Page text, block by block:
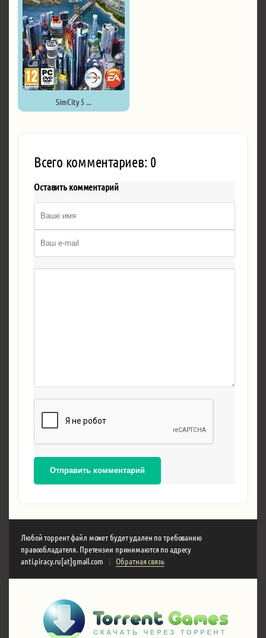
SimCity 5 ...
Всего комментариев: 0
Оставить комментарий
Отправить комментарий
Любой торрент файл может будет удален по требованию
правообладателя. Претензии принимаются по адресу
anti.piracy.ru[at]gmail.com
| Обратная связь